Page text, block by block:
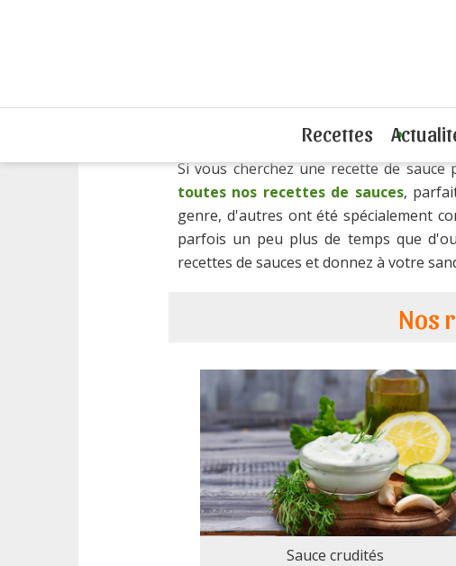
Recettes
Si vous cherchez une recette de
toutes nos recettes de sauces,
genre, d'autres ont été spécialement
parfois un peu plus de temps que
recettes de sauces et donnez à votre
Nos
Sauce crudités